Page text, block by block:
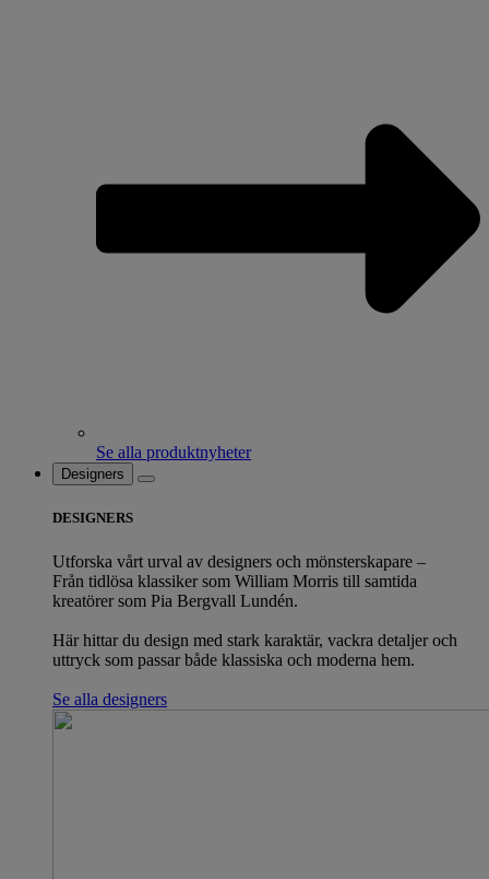
Se alla produktnyheter
Designers
DESIGNERS
Utforska vårt urval av designers och mönsterskapare –
Från tidlösa klassiker som William Morris till samtida
kreatörer som Pia Bergvall Lundén.
Här hittar du design med stark karaktär, vackra detaljer och
uttryck som passar både klassiska och moderna hem.
Se alla designers